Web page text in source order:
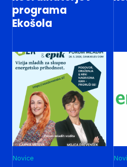
programa
Ekošola
Novice